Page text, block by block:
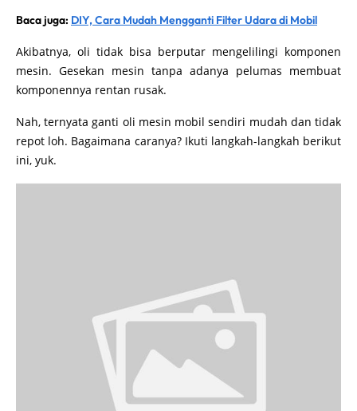
Baca juga: DIY, Cara Mudah Mengganti Filter Udara di Mobil
Akibatnya, oli tidak bisa berputar mengelilingi komponen
mesin. Gesekan mesin tanpa adanya pelumas membuat
komponennya rentan rusak.
Nah, ternyata ganti oli mesin mobil sendiri mudah dan tidak
repot loh. Bagaimana caranya? Ikuti langkah-langkah berikut
ini, yuk.